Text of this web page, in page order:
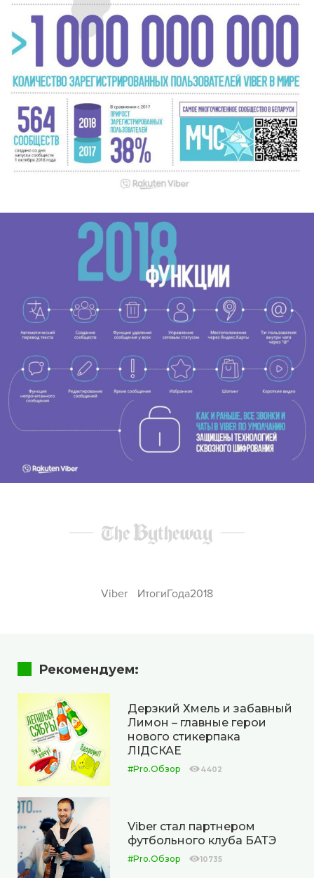
Viber ИтогиГода2018
Рекомендуем:
Дерзкий Хмель и забавный
Лимон – главные герои
нового стикерпака
ЛІДСКАЕ
#Pro.Обзор 4402
Viber стал партнером
футбольного клуба БАТЭ
#Pro.Обзор 10735